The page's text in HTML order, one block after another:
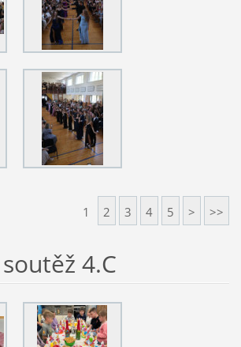
1 2 3 4 5 > >>
4.C